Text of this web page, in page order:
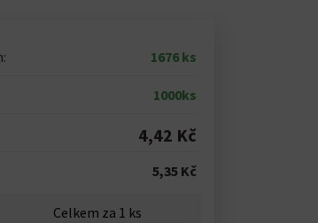
1676 ks
1000ks
4,42 Kč
5,35 Kč
Celkem za 1 ks